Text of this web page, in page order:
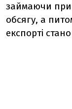
займаючи
обсягу, а
експорті